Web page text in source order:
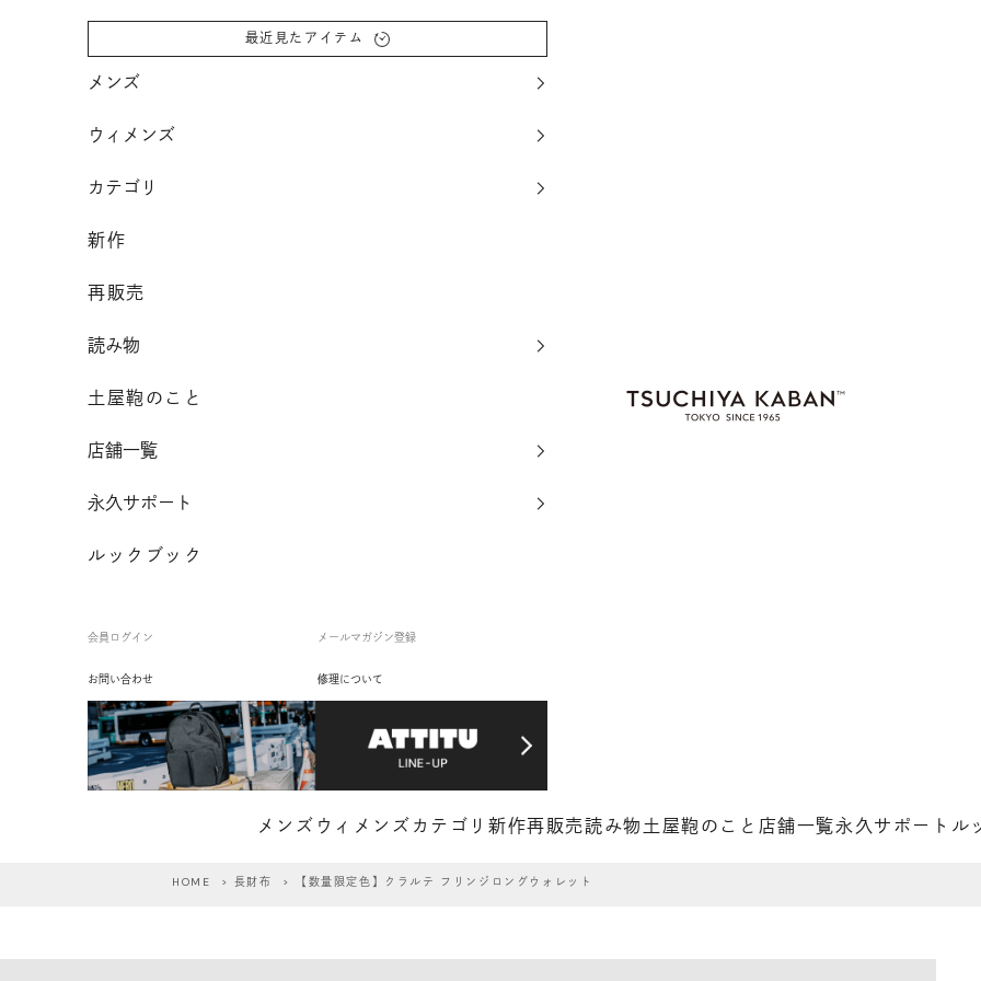
土屋鞄製造所
メンズ ウィメンズカテゴリ新作再販売読み物土屋鞄のこと 店舗一覧永久サポート ル
最近見たアイテム
メンズ
ウィメンズ
カテゴリ
新作
再販売
読み物
土屋鞄のこと
店舗一覧
永久サポート
ルックブック
会員ログイン メールマガジン登録
お問い合わせ 修理について
HOME > 長財布 > 【数量限定色】クラルテ フリンジロングウォレット